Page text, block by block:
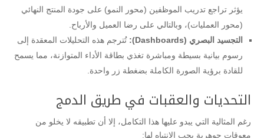
يؤثر تراجع تدريب الموظفين (محور النمو) على جودة المنتج النهائي
(محور العمليات)، وبالتالي على رضا العميل والأرباح.
التجسيد البصري (Dashboards):
تُترجم هذه التحليلات المعقدة إلى
رسوم بيانية بسيطة ومباشرة تغذي بطاقة الأداء المتوازنة، مما يسمح
للقادة برؤية الصورة الكاملة بضغطة زر واحدة.
​التحديات والعقبات في طريق الدمج
​رغم المثالية التي يبدو عليها هذا التكامل، إلا أن تطبيقه لا يخلو من
معوقات جوهرية يجب الانتباه لها: